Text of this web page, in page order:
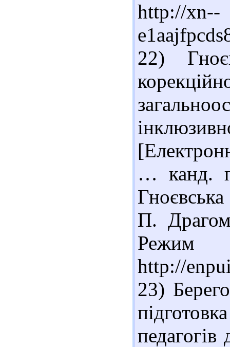
http://xn--
22)
… канд.
П.
http://
23)